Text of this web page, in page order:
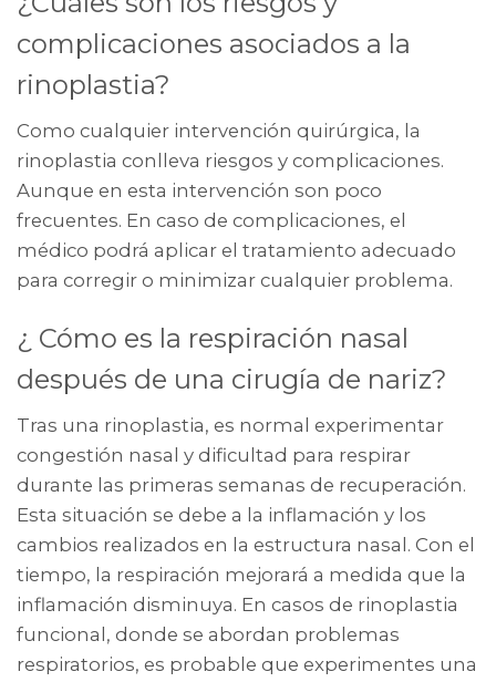
complicaciones asociados a la
rinoplastia?
Como cualquier intervención quirúrgica, la
rinoplastia conlleva riesgos y complicaciones.
Aunque en esta intervención son poco
frecuentes. En caso de complicaciones, el
médico podrá aplicar el tratamiento adecuado
para corregir o minimizar cualquier problema.
¿ Cómo es la respiración nasal
después de una cirugía de nariz?
Tras una rinoplastia, es normal experimentar
congestión nasal y dificultad para respirar
durante las primeras semanas de recuperación.
Esta situación se debe a la inflamación y los
cambios realizados en la estructura nasal. Con el
tiempo, la respiración mejorará a medida que la
inflamación disminuya. En casos de rinoplastia
funcional, donde se abordan problemas
respiratorios, es probable que experimentes una